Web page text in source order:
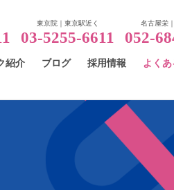
東京院｜東京駅近く
03-5255-6611
名古屋栄
052-
紹介 ブログ 採用情報 よくあ